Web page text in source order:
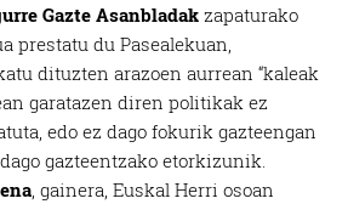
Gazte Asanbladak zapaturako
prestatu du Pasealekuan,
dituzten arazoen aurrean “kaleak
garatazen diren politikak ez
edo ez dago fokurik gazteengan
gazteentzako etorkizunik.
, gainera, Euskal Herri osoan